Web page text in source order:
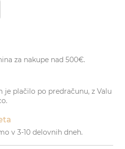
za nakupe nad 500€.
je plačilo po predračunu, z Valu
v 3-10 delovnih dneh.